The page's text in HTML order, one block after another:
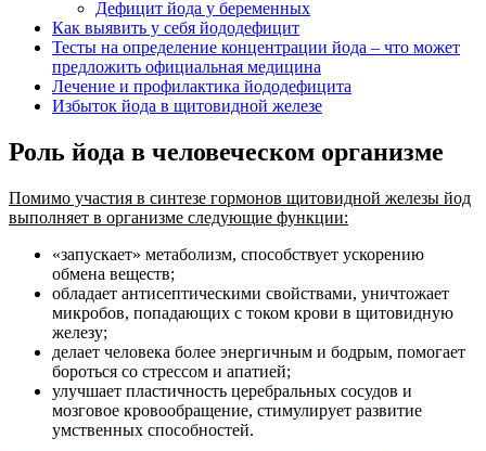
Дефицит йода у беременных
Как выявить у себя йододефицит
Тесты на определение концентрации йода – что может
предложить официальная медицина
Лечение и профилактика йододефицита
Избыток йода в щитовидной железе
Роль йода в человеческом организме
Помимо участия в синтезе гормонов щитовидной железы йод
выполняет в организме следующие функции:
«запускает» метаболизм, способствует ускорению
обмена веществ;
обладает антисептическими свойствами, уничтожает
микробов, попадающих с током крови в щитовидную
железу;
делает человека более энергичным и бодрым, помогает
бороться со стрессом и апатией;
улучшает пластичность церебральных сосудов и
мозговое кровообращение, стимулирует развитие
умственных способностей.